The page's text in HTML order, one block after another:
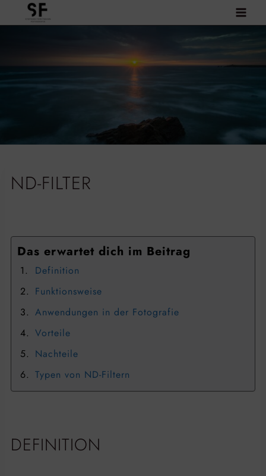
Inhalt
ND-FILTER
Das erwartet dich im Beitrag
Definition
Funktionsweise
Anwendungen in der Fotografie
Vorteile
Nachteile
Typen von ND-Filtern
DEFINITION